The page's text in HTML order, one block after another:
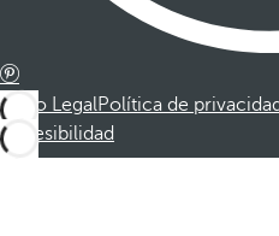
Aviso LegalPolítica de privacidad
Accesibilidad